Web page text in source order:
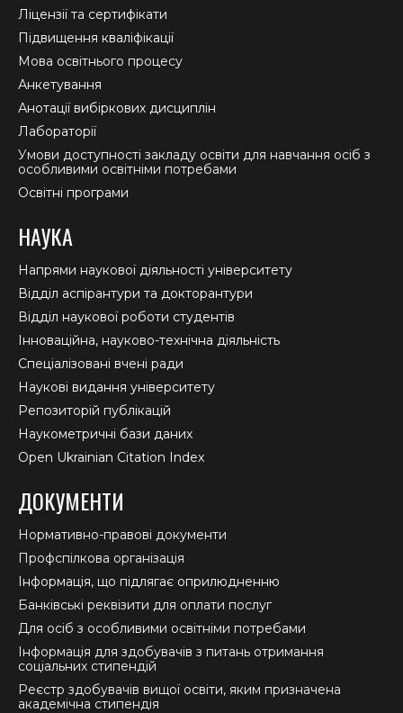
windowwindowwindow
Ліцензії та сертифікати
Підвищення кваліфікації
Мова освітнього процесу
Анкетування
Анотації вибіркових дисциплін
Лабораторії
Умови доступності закладу освіти для навчання осіб з
особливими освітніми потребами
Освітні програми
НАУКА
Напрями наукової діяльності університету
Відділ аспірантури та докторантури
Відділ наукової роботи студентів
Інноваційна, науково-технічна діяльність
Спеціалізовані вчені ради
Наукові видання університету
Репозиторій публікацій
Наукометричні бази даних
Open Ukrainian Citation Index
ДОКУМЕНТИ
Нормативно-правові документи
Профспілкова організація
Інформація, що підлягає оприлюдненню
Банківські реквізити для оплати послуг
Для осіб з особливими освітніми потребами
Інформація для здобувачів з питань отримання
соціальних стипендій
Реєстр здобувачів вищої освіти, яким призначена
академічна стипендія